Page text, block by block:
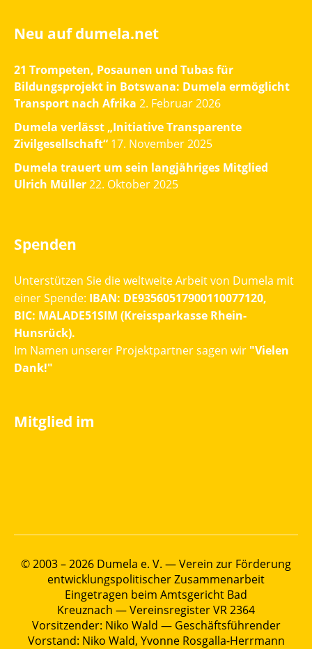
Neu auf dumela.net
21 Trompeten, Posaunen und Tubas für
Bildungsprojekt in Botswana: Dumela ermöglicht
Transport nach Afrika 2. Februar 2026
Dumela verlässt „Initiative Transparente
Zivilgesellschaft“ 17. November 2025
Dumela trauert um sein langjähriges Mitglied
Ulrich Müller22. Oktober 2025
Spenden
Unterstützen Sie die weltweite Arbeit von Dumela mit
einer Spende: IBAN: DE93560517900110077120,
BIC: MALADE51SIM (Kreissparkasse Rhein-
Hunsrück).
Im Namen unserer Projektpartner sagen wir "Vielen
Dank!"
Mitglied im
© 2003 – 2026 Dumela e. V. — Verein zur Förderung
entwicklungspolitischer Zusammenarbeit
Eingetragen beim Amtsgericht Bad
Kreuznach — Vereinsregister VR 2364
Vorsitzender: Niko Wald — Geschäftsführender
Vorstand: Niko Wald, Yvonne Rosgalla-Herrmann